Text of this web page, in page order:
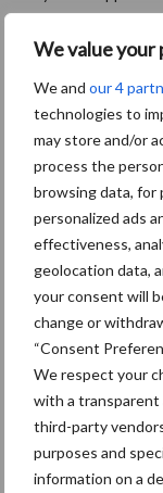
We value your
We and our 4
technologies to
may store and/or
process the
browsing data, for
personalized ads
effectiveness,
geolocation data,
your consent will
change or
“Consent
We respect your
with a transparent
third-party
purposes and
information on a